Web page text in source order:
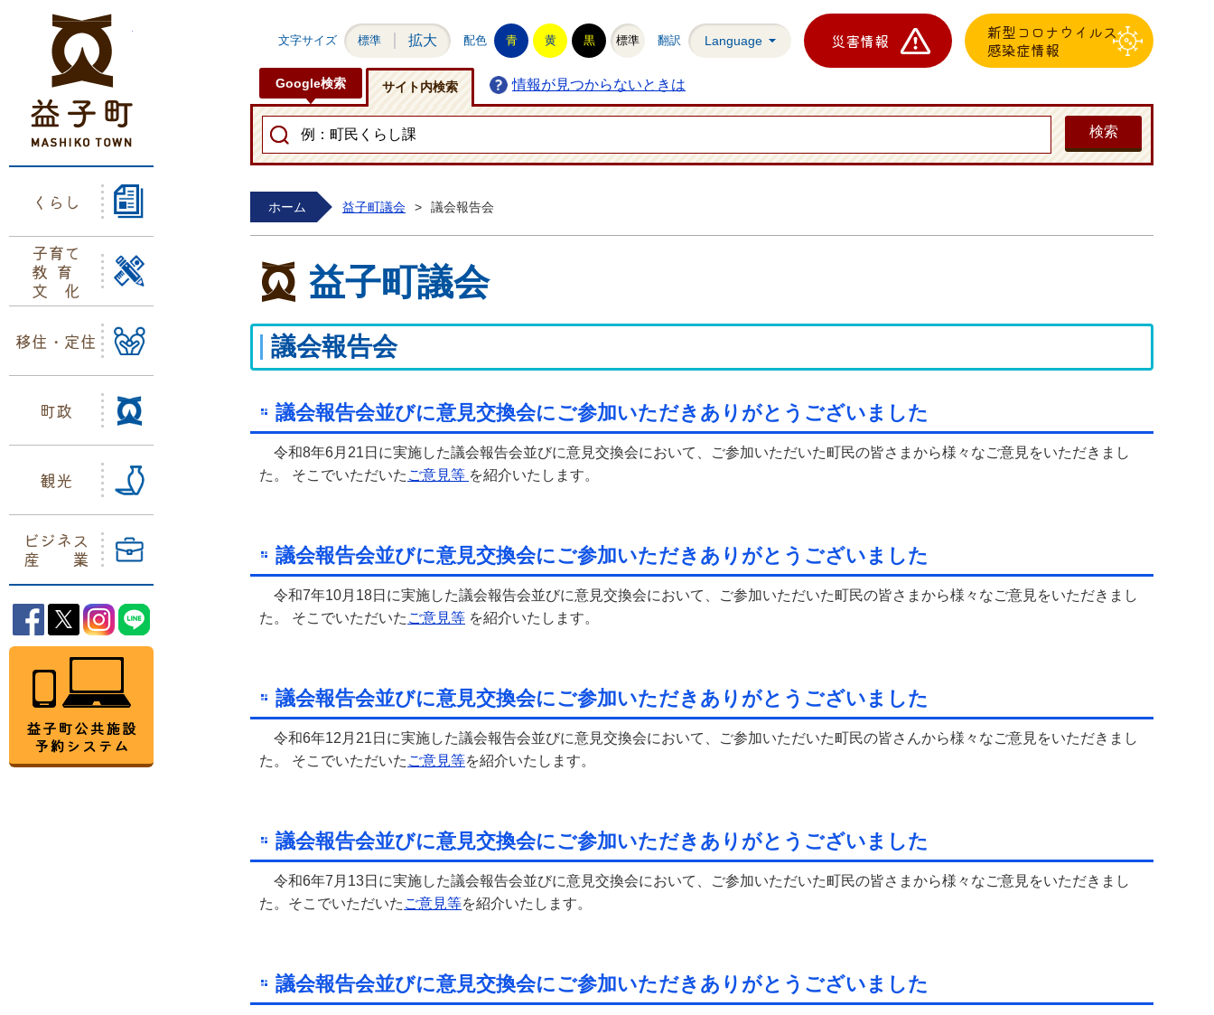
くらし
子育て
教育
文化
移住・定住
町政
観光
ビジネス
産業
益子町Facebook
益子町Twitter
益子町Instagram
文字サイズ 標準 拡大 配色 青 黄 黒 標準 翻訳 Language 災害情報
新型コロナウイルス
感染症情報
Google検索 サイト内検索 情報が見つからないときは
ホーム 益子町議会 > 議会報告会
益子町議会
議会報告会
議会報告会並びに意見交換会にご参加いただきありがとうございました
令和8年6月21日に実施した議会報告会並びに意見交換会において、ご参加いただいた町民の皆さまから様々なご意見をいただきまし
た。 そこでいただいた ご意見等 を紹介いたします。
議会報告会並びに意見交換会にご参加いただきありがとうございました
令和7年10月18日に実施した議会報告会並びに意見交換会において、ご参加いただいた町民の皆さまから様々なご意見をいただきまし
た。 そこでいただいた ご意見等 を紹介いたします。
議会報告会並びに意見交換会にご参加いただきありがとうございました
令和6年12月21日に実施した議会報告会並びに意見交換会において、ご参加いただいた町民の皆さんから様々なご意見をいただきまし
た。 そこでいただいた ご意見等を紹介いたします。
議会報告会並びに意見交換会にご参加いただきありがとうございました
令和6年7月13日に実施した議会報告会並びに意見交換会において、ご参加いただいた町民の皆さまから様々なご意見をいただきまし
た。そこでいただいた ご意見等を紹介いたします。
議会報告会並びに意見交換会にご参加いただきありがとうございました